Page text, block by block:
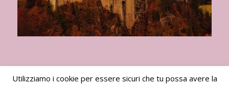
Utilizziamo i cookie per essere sicuri che tu possa avere la